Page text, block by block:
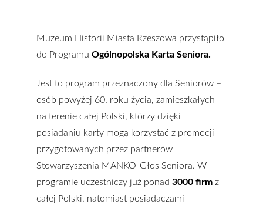
Muzeum Historii Miasta Rzeszowa przystąpiło
do ProgramuOgólnopolska Karta Seniora.
Jest to program przeznaczony dla Seniorów –
osób powyżej 60. roku życia, zamieszkałych
na terenie całej Polski, którzy dzięki
posiadaniu karty mogą korzystać z promocji
przygotowanych przez partnerów
Stowarzyszenia MANKO-Głos Seniora. W
programie uczestniczy już ponad3000 firm z
całej Polski, natomiast posiadaczami